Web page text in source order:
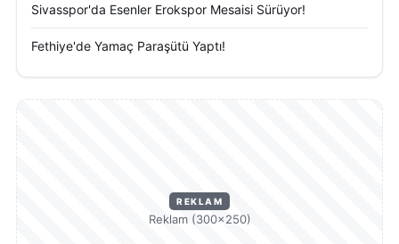
Sivasspor'da Esenler Erokspor Mesaisi Sürüyor!
Fethiye'de Yamaç Paraşütü Yaptı!
REKLAM
Reklam (300×250)